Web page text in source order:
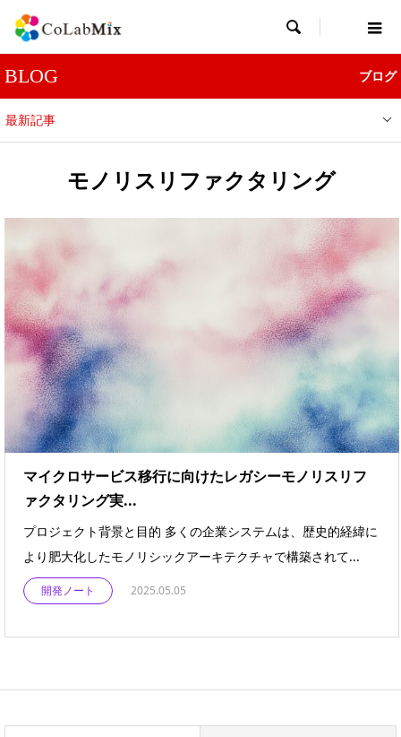

BLOG ブログ
最新記事
モノリスリファクタリング
マイクロサービス移行に向けたレガシーモノリスリフ
ァクタリング実...
プロジェクト背景と目的 多くの企業システムは、歴史的経緯に
より肥大化したモノリシックアーキテクチャで構築されて...
開発ノート 2025.05.05